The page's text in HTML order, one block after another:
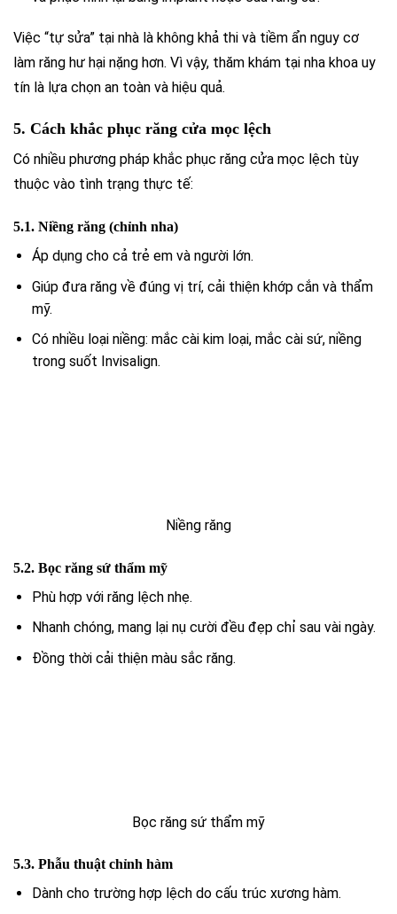
Việc “tự sửa” tại nhà là không khả thi và tiềm ẩn nguy cơ
làm răng hư hại nặng hơn. Vì vậy, thăm khám tại nha khoa uy
tín là lựa chọn an toàn và hiệu quả.
5. Cách khắc phục răng cửa mọc lệch
Có nhiều phương pháp khắc phục răng cửa mọc lệch tùy
thuộc vào tình trạng thực tế:
5.1. Niềng răng (chỉnh nha)
Áp dụng cho cả trẻ em và người lớn.
Giúp đưa răng về đúng vị trí, cải thiện khớp cắn và thẩm
mỹ.
Có nhiều loại niềng: mắc cài kim loại, mắc cài sứ, niềng
trong suốt Invisalign.
Niềng răng
5.2. Bọc răng sứ thẩm mỹ
Phù hợp với răng lệch nhẹ.
Nhanh chóng, mang lại nụ cười đều đẹp chỉ sau vài ngày.
Đồng thời cải thiện màu sắc răng.
Bọc răng sứ thẩm mỹ
5.3. Phẫu thuật chỉnh hàm
Dành cho trường hợp lệch do cấu trúc xương hàm.